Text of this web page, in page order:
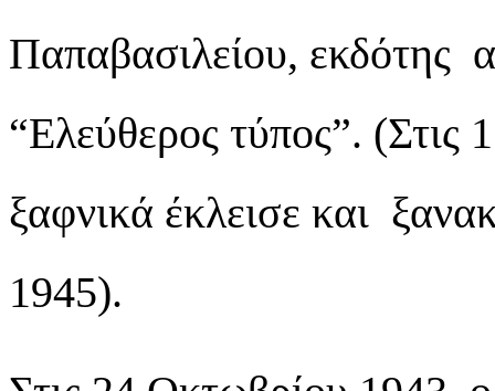
Παπαβασιλείου, εκδότης
“Ελεύθερος τύπος”.
ξαφνικά έκλεισε και
1945).